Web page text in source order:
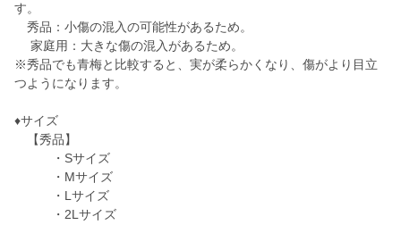
す。
秀品：小傷の混入の可能性があるため。
家庭用：大きな傷の混入があるため。
※秀品でも青梅と比較すると、実が柔らかくなり、傷がより目立
つようになります。
♦︎サイズ
【秀品】
・Sサイズ
・Mサイズ
・Lサイズ
・2Lサイズ